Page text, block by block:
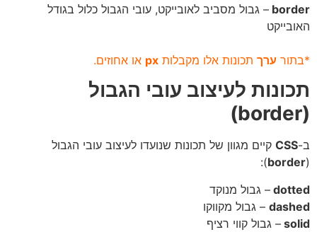
– גבול מסביב לאובייקט, עובי הגבול כלול בגודל
ערך תכונות אלו מקבלותpxאו אחוזים.
לעיצוב עובי הגבול
)
קיים מגוון של תכונות שנועדו לעיצוב עובי הגבול
):
– גבול מנוקד
– גבול מקווקו
– גבול קווי רציף